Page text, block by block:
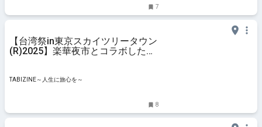
7
【台湾祭in東京スカイツリータウン
(R)2025】楽華夜市とコラボした台
～
TABIZINE～人生に旅心を～
8